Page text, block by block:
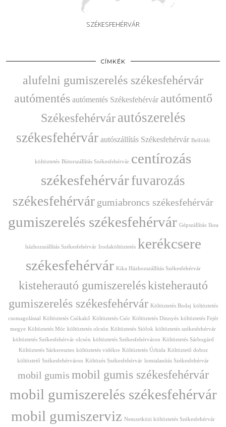
SZÉKESFEHÉRVÁR
CÍMKÉK
alufelni gumiszerelés székesfehérvár
autómentés autómentés Székesfehérvár autómentő
Székesfehérvár autószerelés
székesfehérvár autószállítás Székesfehérvár Belföldi
költöztetés Bútorszállítás Székesfehérvár centírozás
székesfehérvárfuvarozás
székesfehérvár gumiabroncs székesfehérvár
gumiszerelés székesfehérvár Gépszállítás Ikea
házhozszállítás Székesfehérvár Irodaköltöztetés kerékcsere
székesfehérvár Kika Házhozszállítás Székesfehérvár
kisteherautó gumiszereléskisteherautó
gumiszerelés székesfehérvár Költöztetés Bodaj költöztetés
csomagolással Költöztetés Csókakő Költöztetés Csór Költöztetés Dinnyés költöztetés Fejér
megye Költöztetés Mór költöztetés olcsón Költöztetés Siófok költöztetés székesfehérvár
költöztetés Székesfehérvár olcsón költöztetés Székesfehérváron Költöztetés Sárbogárd
Költöztetés Sárkeresztes költöztetés vidékre Költöztetés Úrhida Költöztető doboz
költöztető Székesfehérváron Költözés Székesfehérvár lomtalanítás Székesfehérvár
mobil gumis mobil gumis székesfehérvár
mobil gumiszerelés székesfehérvár
mobil gumiszerviz Nemzetközi költöztetés Székesfehérvár